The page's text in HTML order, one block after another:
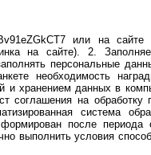
или на
сайте). 2. Заполняет
персональные
необходимость
и хранением данных в
на обработку
система
после
выполнить условия